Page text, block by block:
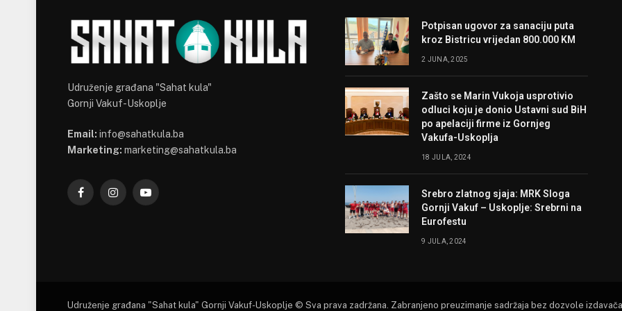
Udruženje građana "Sahat kula"
Gornji Vakuf-Uskoplje
Email: info@sahatkula.ba
Marketing: marketing@sahatkula.ba
FacebookInstagramYouTube
Potpisan ugovor za sanaciju puta
kroz Bistricu vrijedan 800.000 KM
2 JUNA, 2025
Zašto se Marin Vukoja usprotivio
odluci koju je donio Ustavni sud BiH
po apelaciji firme iz Gornjeg
Vakufa-Uskoplja
18 JULA, 2024
Srebro zlatnog sjaja: MRK Sloga
Gornji Vakuf – Uskoplje: Srebrni na
Eurofestu
9 JULA, 2024
Udruženje građana "Sahat kula" Gornji Vakuf-Uskoplje © Sva prava zadržana. Zabranjeno preuzimanje sadržaja bez dozvole